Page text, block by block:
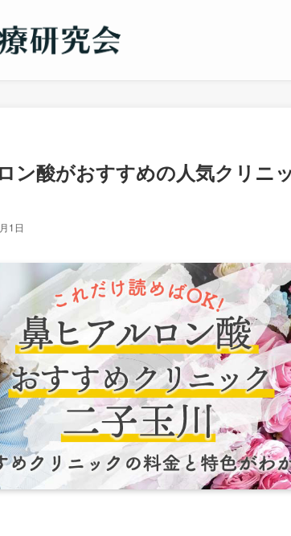
ン酸がおすすめの人気クリニ
1日